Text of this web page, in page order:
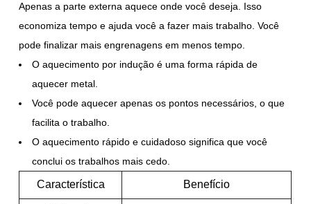
Apenas a parte externa aquece onde você deseja. Isso
economiza tempo e ajuda você a fazer mais trabalho. Você
pode finalizar mais engrenagens em menos tempo.
O aquecimento por indução é uma forma rápida de
aquecer metal.
Você pode aquecer apenas os pontos necessários, o que
facilita o trabalho.
O aquecimento rápido e cuidadoso significa que você
conclui os trabalhos mais cedo.
Característica Benefício